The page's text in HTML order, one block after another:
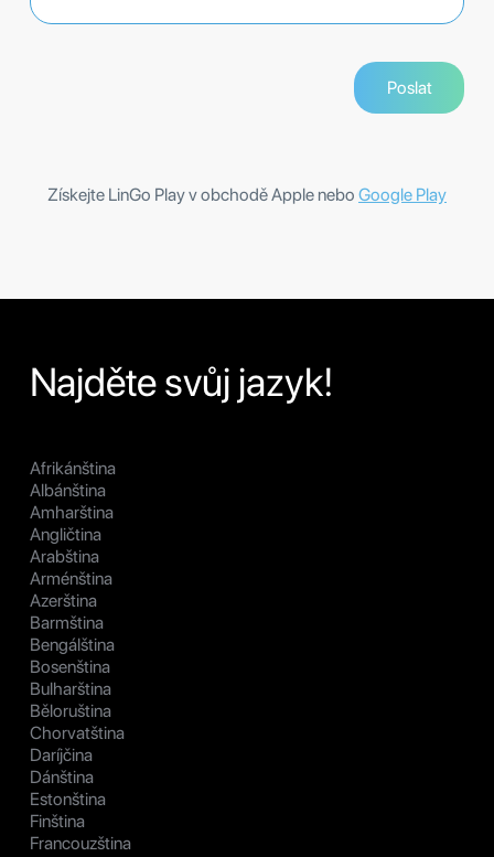
Získejte LinGo Play v obchodě Apple nebo Google Play
Najděte svůj jazyk!
Afrikánština
Albánština
Amharština
Angličtina
Arabština
Arménština
Azerština
Barmština
Bengálština
Bosenština
Bulharština
Běloruština
Chorvatština
Daríjčina
Dánština
Estonština
Finština
Francouzština